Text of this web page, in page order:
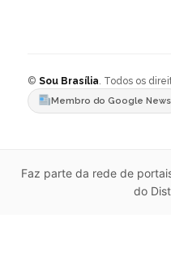
© Sou Brasília. Todos os
Membro do Google News
Faz parte da rede de
do